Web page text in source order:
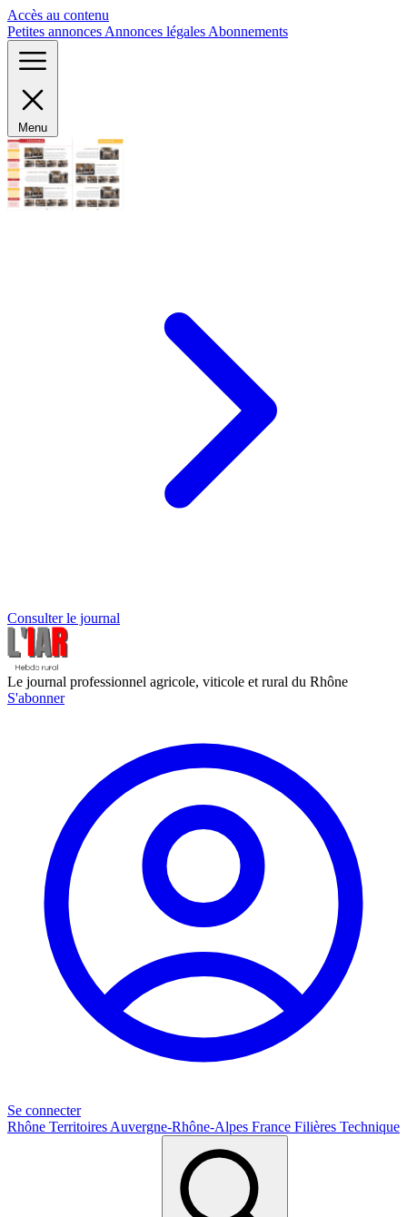
Accès au contenu
Petites annonces Annonces légales Abonnements
Menu
Consulter le journal
Le journal professionnel agricole, viticole et rural du Rhône
S'abonner
Se connecter
Rhône Territoires Auvergne-Rhône-Alpes France Filières Technique
Panneau de gestion des cookies